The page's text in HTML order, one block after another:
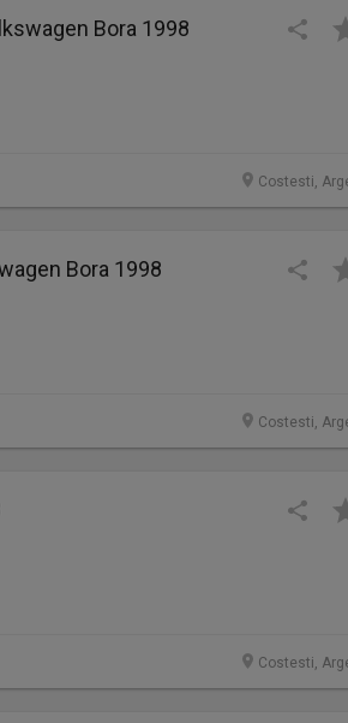
Bora 1998
Costesti,
Bora 1998
Costesti,
Costesti,